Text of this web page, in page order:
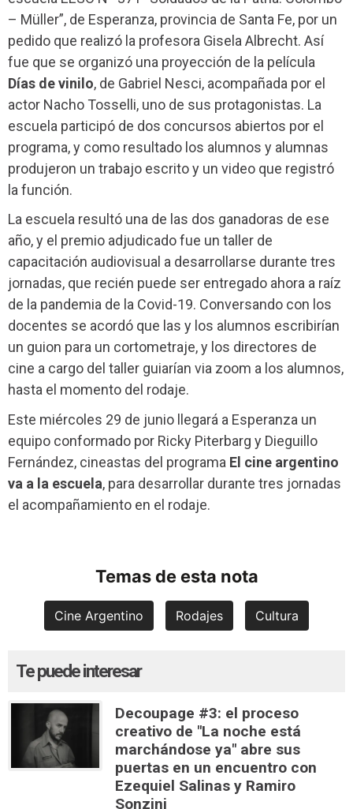
– Müller”, de Esperanza, provincia de Santa Fe, por un
pedido que realizó la profesora Gisela Albrecht. Así
fue que se organizó una proyección de la película
Días de vinilo, de Gabriel Nesci, acompañada por el
actor Nacho Tosselli, uno de sus protagonistas. La
escuela participó de dos concursos abiertos por el
programa, y como resultado los alumnos y alumnas
produjeron un trabajo escrito y un video que registró
la función.
La escuela resultó una de las dos ganadoras de ese
año, y el premio adjudicado fue un taller de
capacitación audiovisual a desarrollarse durante tres
jornadas, que recién puede ser entregado ahora a raíz
de la pandemia de la Covid-19. Conversando con los
docentes se acordó que las y los alumnos escribirían
un guion para un cortometraje, y los directores de
cine a cargo del taller guiarían via zoom a los alumnos,
hasta el momento del rodaje.
Este miércoles 29 de junio llegará a Esperanza un
equipo conformado por Ricky Piterbarg y Dieguillo
Fernández, cineastas del programa El cine argentino
va a la escuela, para desarrollar durante tres jornadas
el acompañamiento en el rodaje.
Temas de esta nota
Cine Argentino Rodajes Cultura
Te puede interesar
Decoupage #3: el proceso
creativo de "La noche está
marchándose ya" abre sus
puertas en un encuentro con
Ezequiel Salinas y Ramiro
Sonzini